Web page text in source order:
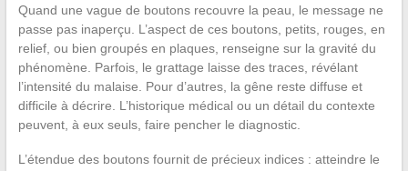
Quand une vague de boutons recouvre la peau, le message ne
passe pas inaperçu. L’aspect de ces boutons, petits, rouges, en
relief, ou bien groupés en plaques, renseigne sur la gravité du
phénomène. Parfois, le grattage laisse des traces, révélant
l’intensité du malaise. Pour d’autres, la gêne reste diffuse et
difficile à décrire. L’historique médical ou un détail du contexte
peuvent, à eux seuls, faire pencher le diagnostic.
L’étendue des boutons fournit de précieux indices : atteindre le